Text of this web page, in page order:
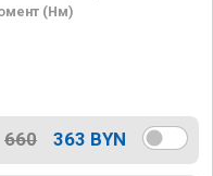
(Нм)
660 363 BYN